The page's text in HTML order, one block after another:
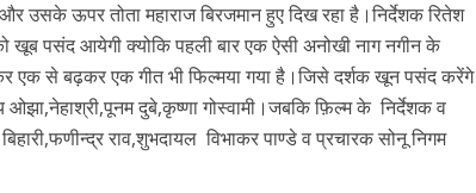
की शूटिंग लखनऊ और भोपाल में हुई पूरी”
ऊपर तोता महाराज बिरजमान हुए दिख रहा है।निर्देशक रितेश
खूब पसंद आयेगी क्योकि पहली बार एक ऐसी अनोखी नाग नगीन के
एक से बढ़कर एक गीत भी फिल्मया गया है।जिसे दर्शक खून पसंद करेंगे
दुबे,कृष्णा गोस्वामी।जबकि फ़िल्म के निर्देशक व
राव,शुभदायल विभाकर पाण्डे व प्रचारक सोनू निगम